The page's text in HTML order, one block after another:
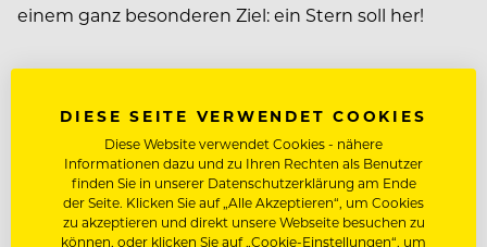
einem ganz besonderen Ziel: ein Stern soll her!
Weissensee spiegelt und unvergessliche
Gaumenfreuden verspricht.
www.neusacherhof.at
DIESE SEITE VERWENDET COOKIES
Diese Website verwendet Cookies - nähere
Informationen dazu und zu Ihren Rechten als Benutzer
finden Sie in unserer Datenschutzerklärung am Ende
der Seite. Klicken Sie auf „Alle Akzeptieren“, um Cookies
zu akzeptieren und direkt unsere Webseite besuchen zu
können, oder klicken Sie auf „Cookie-Einstellungen“, um